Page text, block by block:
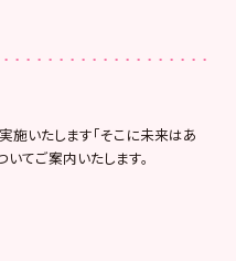
いたします「そこに未来はあ
てご案内いたします。